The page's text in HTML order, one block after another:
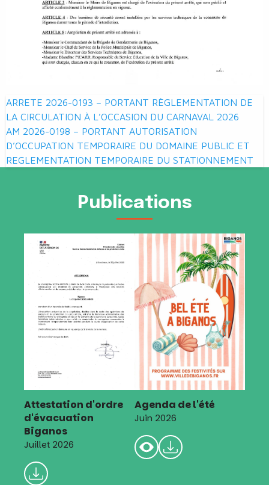
Navigation
de
l’article
ARRETE 2026-0193 – PORTANT RÈGLEMENTATION DE
LA CIRCULATION À L’OCCASION DU CARNAVAL 2026
AM 2026-0198 – PORTANT AUTORISATION
D’OCCUPATION TEMPORAIRE DU DOMAINE PUBLIC ET
REGLEMENTATION TEMPORAIRE DU STATIONNEMENT
Publications
Attestation d'ordre
d'évacuation
Biganos
Juillet 2026
Agenda de l'été
Juin 2026